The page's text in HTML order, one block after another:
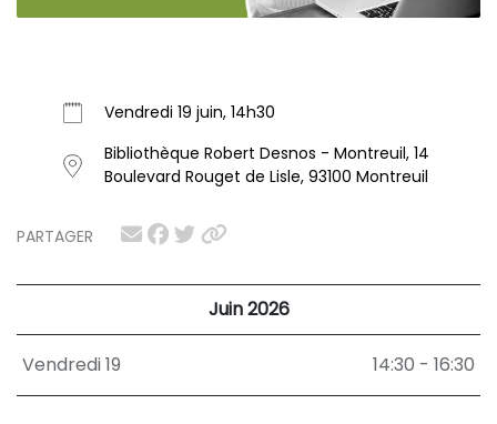
PARTAGER
Juin 2026
Vendredi 19 14:30 - 16:30
Vendredi 19 juin, 14h30
Bibliothèque Robert Desnos - Montreuil, 14
Boulevard Rouget de Lisle, 93100 Montreuil